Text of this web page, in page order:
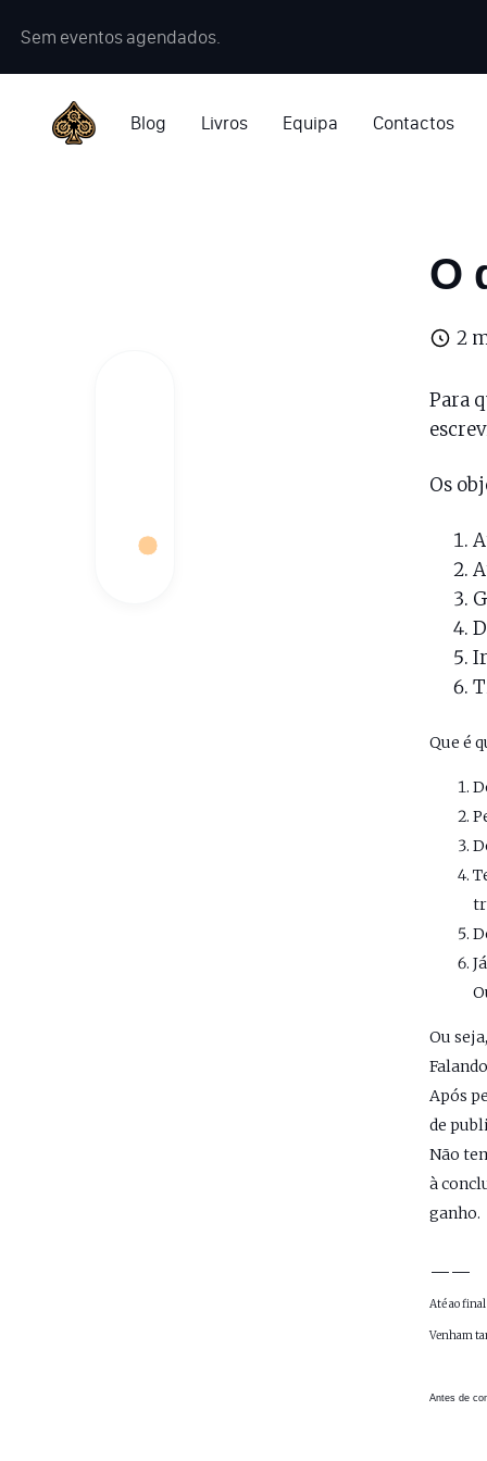
Sem eventos agendados.
Blog Livros Equipa Contactos
O
2
Para
Os
Que é
Ou
Após
de
Não
à
ganho.
——
Até ao final
Venham
Antes de